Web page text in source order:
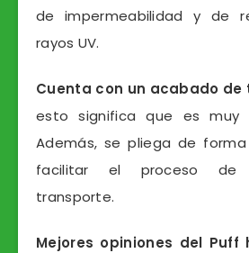
de impermeabilidad y de
rayos UV.
Cuenta con un acabado
esto significa que es muy
Además, se pliega de
facilitar el proceso de
transporte.
Mejores opiniones del Puff